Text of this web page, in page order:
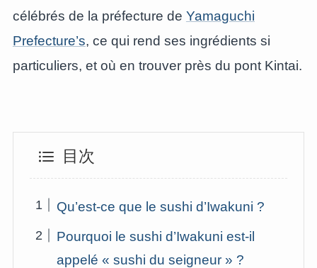
célébrés de la préfecture de Yamaguchi
Prefecture’s, ce qui rend ses ingrédients si
particuliers, et où en trouver près du pont Kintai.
目次
Qu’est-ce que le sushi d’Iwakuni ?
Pourquoi le sushi d’Iwakuni est-il
appelé « sushi du seigneur » ?